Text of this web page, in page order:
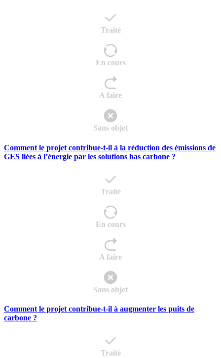
Traité
En cours
A faire
Sans objet
Comment le projet contribue-t-il à la réduction des émissions de
GES liées à l’énergie par les solutions bas carbone ?
Traité
En cours
A faire
Sans objet
Comment le projet contribue-t-il à augmenter les puits de
carbone ?
Traité